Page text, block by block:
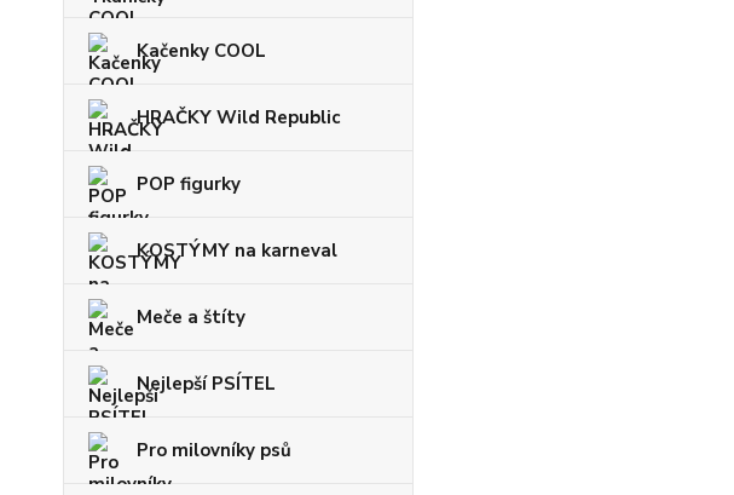
Kačenky COOL
HRAČKY Wild Republic
POP figurky
KOSTÝMY na karneval
Meče a štíty
Nejlepší PSÍTEL
Pro milovníky psů